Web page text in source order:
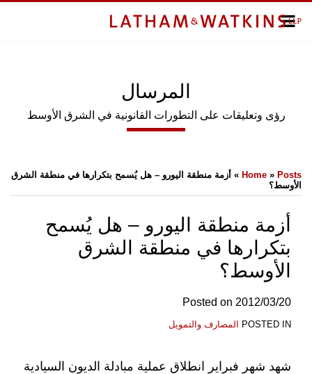
AL-
MIRSAL
ENGLISH
Search
المرسال
رؤى وتعليقات على التطورات القانونية في الشرق الأوسط
Home » Posts
» أزمة منطقة اليورو – هل يُسمح بتكرارها في منطقة الشرق
الأوسط؟
أزمة منطقة اليورو – هل يُسمح
بتكرارها في منطقة الشرق
الأوسط؟
Posted on 2012/03/20
POSTED IN المصارف والتمويل
شهد شهر فبراير انطلاق عملية مبادلة الديون السيادية